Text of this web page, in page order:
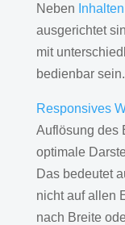
Neben Inhalten
ausgerichtet
mit
bedienbar sein.
Responsives
Auflösung des
optimale
Das bedeutet
nicht auf allen
nach Breite